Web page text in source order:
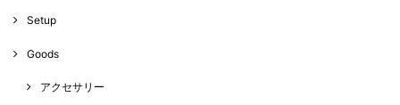
Setup
Goods
アクセサリー